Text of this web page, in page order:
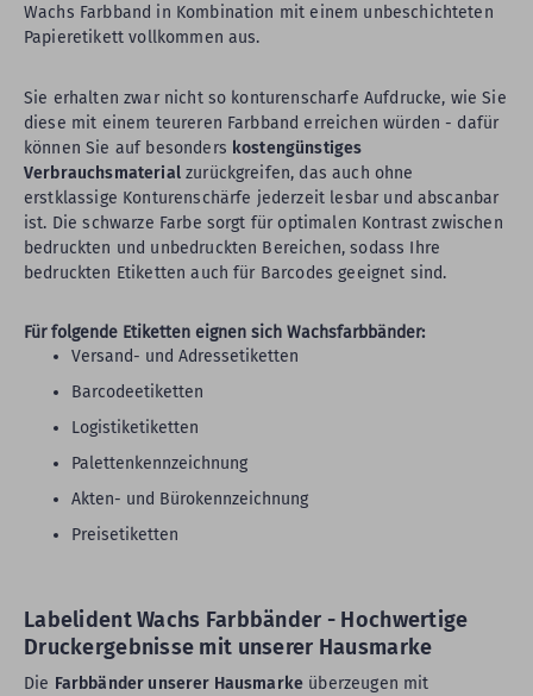
Wachs Farbband in Kombination mit einem unbeschichteten
Papieretikett vollkommen aus.
Sie erhalten zwar nicht so konturenscharfe Aufdrucke, wie Sie
diese mit einem teureren Farbband erreichen würden - dafür
können Sie auf besonders kostengünstiges
Verbrauchsmaterialzurückgreifen, das auch ohne
erstklassige Konturenschärfe jederzeit lesbar und abscanbar
ist. Die schwarze Farbe sorgt für optimalen Kontrast zwischen
bedruckten und unbedruckten Bereichen, sodass Ihre
bedruckten Etiketten auch für Barcodes geeignet sind.
Für folgende Etiketten eignen sich Wachsfarbbänder:
Versand- und Adressetiketten
Barcodeetiketten
Logistiketiketten
Palettenkennzeichnung
Akten- und Bürokennzeichnung
Preisetiketten
Labelident Wachs Farbbänder - Hochwertige
Druckergebnisse mit unserer Hausmarke
Die Farbbänder unserer Hausmarke überzeugen mit